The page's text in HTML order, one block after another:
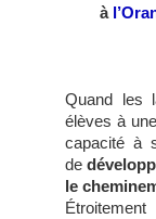
à
Quand les
élèves à
capacité à
de
le